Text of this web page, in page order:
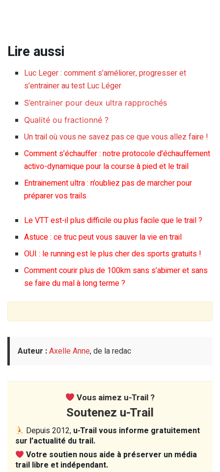
Lire aussi
Luc Leger : comment s’améliorer, progresser et
s’entrainer au test Luc Léger
S’entrainer pour deux ultra rapprochés
Qualité ou fractionné ?
Un trail où vous ne savez pas ce que vous allez faire !
Comment s’échauffer : notre protocole d’échauffement
activo-dynamique pour la course à pied et le trail
Entrainement ultra : n’oubliez pas de marcher pour
préparer vos trails
Le VTT est-il plus difficile ou plus facile que le trail ?
Astuce : ce truc peut vous sauver la vie en trail
OUI : le running est le plus cher des sports gratuits !
Comment courir plus de 100km sans s’abimer et sans
se faire du mal à long terme ?
Auteur :Axelle Anne, de la redac
Vous aimez u-Trail ?
Soutenez u-Trail
Depuis 2012, u-Trail vous informe gratuitement
sur l’actualité du trail.
Votre soutien nous aide à préserver un média
trail libre et indépendant.